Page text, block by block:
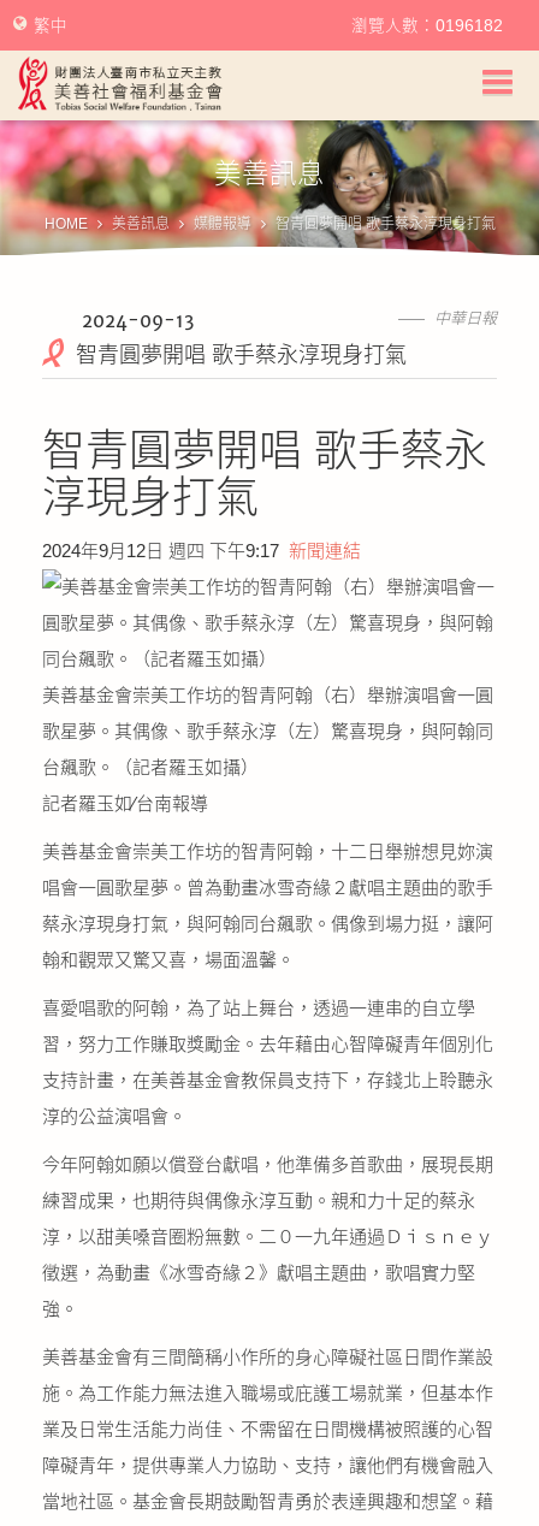
美善社會福利基金會首頁
關於美善
美善服務
幫助美善
我要捐款
捐款徵信
公益義賣
聯絡我們
友善連結
網站地圖
繁中 瀏覽人數：0196182
美善訊息
HOME 美善訊息 媒體報導 智青圓夢開唱 歌手蔡永淳現身打氣
中華日報
2024-09-13
智青圓夢開唱 歌手蔡永淳現身打氣
智青圓夢開唱 歌手蔡永
淳現身打氣
2024年9月12日 週四 下午9:17 新聞連結
美善基金會崇美工作坊的智青阿翰（右）舉辦演唱會一圓
歌星夢。其偶像、歌手蔡永淳（左）驚喜現身，與阿翰同
台飆歌。（記者羅玉如攝）
記者羅玉如∕台南報導
美善基金會崇美工作坊的智青阿翰，十二日舉辦想見妳演
唱會一圓歌星夢。曾為動畫冰雪奇緣２獻唱主題曲的歌手
蔡永淳現身打氣，與阿翰同台飆歌。偶像到場力挺，讓阿
翰和觀眾又驚又喜，場面溫馨。
喜愛唱歌的阿翰，為了站上舞台，透過一連串的自立學
習，努力工作賺取獎勵金。去年藉由心智障礙青年個別化
支持計畫，在美善基金會教保員支持下，存錢北上聆聽永
淳的公益演唱會。
今年阿翰如願以償登台獻唱，他準備多首歌曲，展現長期
練習成果，也期待與偶像永淳互動。親和力十足的蔡永
淳，以甜美嗓音圈粉無數。二０一九年通過Ｄｉｓｎｅｙ
徵選，為動畫《冰雪奇緣２》獻唱主題曲，歌唱實力堅
強。
美善基金會有三間簡稱小作所的身心障礙社區日間作業設
施。為工作能力無法進入職場或庇護工場就業，但基本作
業及日常生活能力尚佳、不需留在日間機構被照護的心智
障礙青年，提供專業人力協助、支持，讓他們有機會融入
當地社區。基金會長期鼓勵智青勇於表達興趣和想望。藉